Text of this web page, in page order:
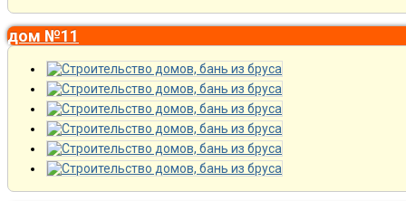
дом №11